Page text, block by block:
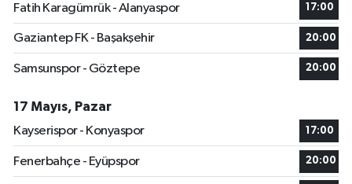
Fatih Karagümrük - Alanyaspor
17:00
Gaziantep FK - Başakşehir 20:00
Samsunspor - Göztepe 20:00
17 Mayıs, Pazar
Kayserispor - Konyaspor
17:00
Fenerbahçe - Eyüpspor 20:00